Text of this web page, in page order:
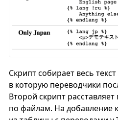
Скрипт собирает весь
в которую переводчики
Второй скрипт
по файлам. На добавление